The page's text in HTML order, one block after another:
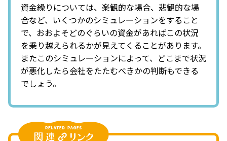
資金繰りについては、楽観的な場合、悲観的な場
合など、いくつかのシミュレーションをすること
で、おおよそどのぐらいの資金があればこの状況
を乗り越えられるかが見えてくることがあります。
またこのシミュレーションによって、どこまで状況
が悪化したら会社をたたむべきかの判断もできる
でしょう。